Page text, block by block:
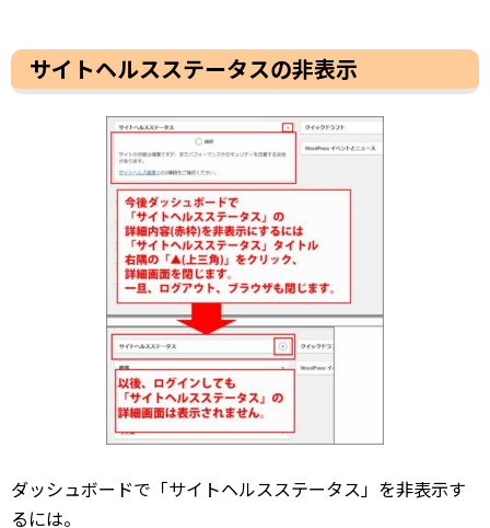
サイトヘルスステータスの非表示
ダッシュボードで「サイトヘルスステータス」を非表示す
るには。